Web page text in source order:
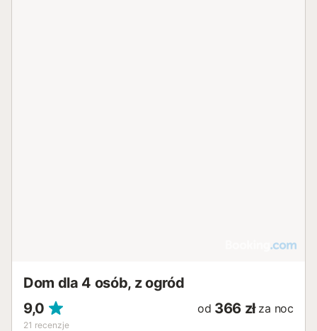
Dom dla 4 osób, z ogród
9,0
21 recenzje
od 366 zł za noc